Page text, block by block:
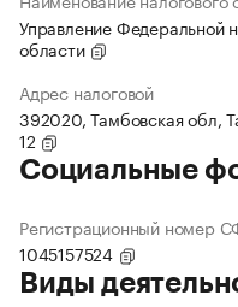
Управление Федеральной
области
Адрес налоговой
392020, Тамбовская обл,
12
Социальные
Регистрационный номер
1045157524
Виды